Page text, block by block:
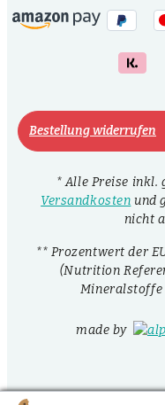
Bestellung widerrufen
* Alle Preise inkl.
Versandkosten und
nicht
** Prozentwert der
(Nutrition
Mineralstoffe
made by